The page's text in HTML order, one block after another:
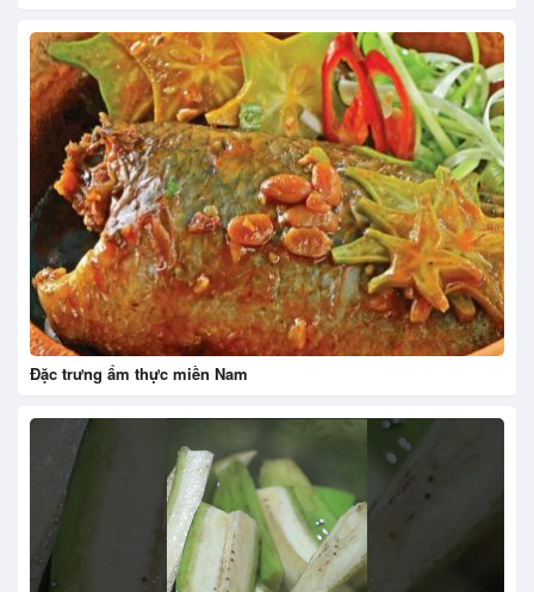
Đặc trưng ẩm thực miền Nam